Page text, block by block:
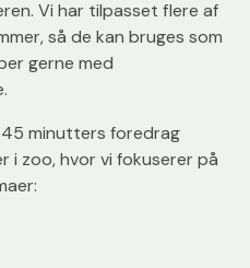
Vi har tilpasset flere af
så de kan bruges som
gerne med
minutters foredrag
zoo, hvor vi fokuserer på